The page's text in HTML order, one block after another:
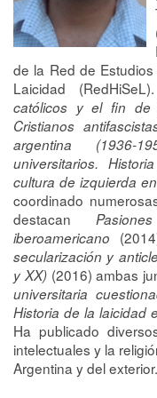
de la Red de
Laicidad
católicos y el fin de
Cristianos
argentina (1936-
universitarios.
cultura de izquierda
coordinado
destacan
iberoamericano
secularización y
y XX) (2016) ambas
universitaria
Historia de la laicidad
Ha publicado
intelectuales y la
Argentina y del exterior.